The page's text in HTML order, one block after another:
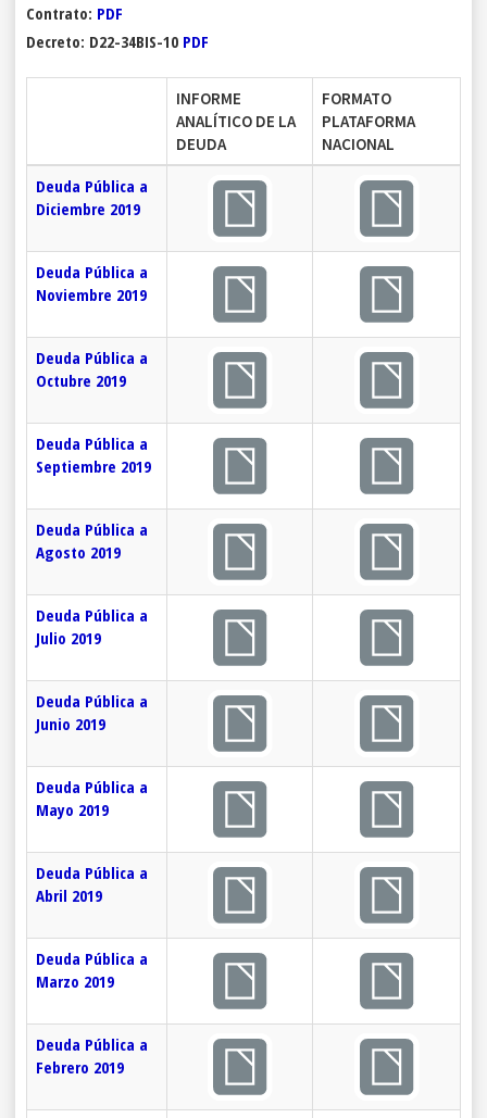
Contrato: PDF
Decreto: D22-34BIS-10 PDF
INFORME
ANALÍTICO DE LA
DEUDA
FORMATO
PLATAFORMA
NACIONAL
Deuda Pública a
Diciembre 2019
Deuda Pública a
Noviembre 2019
Deuda Pública a
Octubre 2019
Deuda Pública a
Septiembre 2019
Deuda Pública a
Agosto 2019
Deuda Pública a
Julio 2019
Deuda Pública a
Junio 2019
Deuda Pública a
Mayo 2019
Deuda Pública a
Abril 2019
Deuda Pública a
Marzo 2019
Deuda Pública a
Febrero 2019